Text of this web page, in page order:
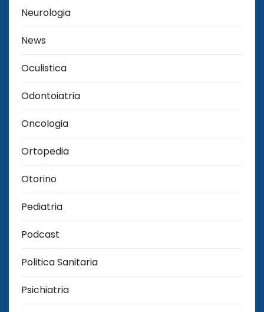
Neurologia
News
Oculistica
Odontoiatria
Oncologia
Ortopedia
Otorino
Pediatria
Podcast
Politica Sanitaria
Psichiatria